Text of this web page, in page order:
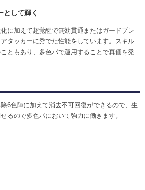
として輝く
に加えて超覚醒で無効貫通またはガードブレ
タッカーに秀でた性能をしています。スキル
ともあり、多色パで運用することで真価を発
6色陣に加えて消去不可回復ができるので、生
るので多色パにおいて強力に働きます。